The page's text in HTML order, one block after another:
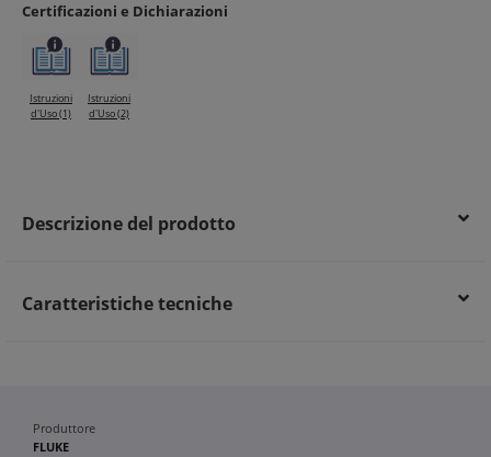
Certificazioni e Dichiarazioni
Istruzioni
d'Uso (1)
Istruzioni
d'Uso (2)
Descrizione del prodotto
Caratteristiche tecniche
Produttore
FLUKE